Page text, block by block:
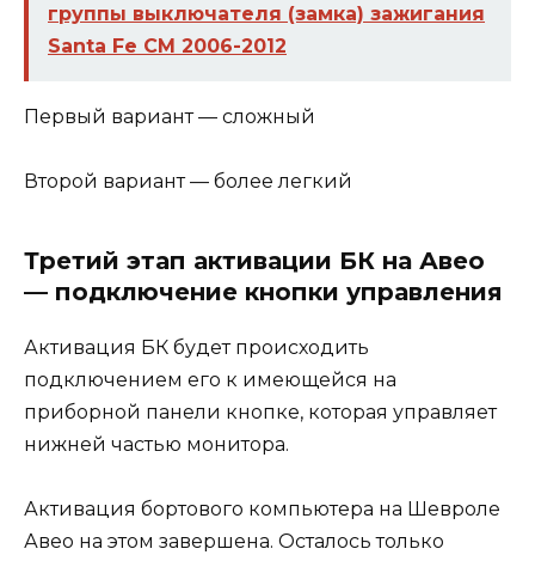
группы выключателя (замка) зажигания
Santa Fe CM 2006-2012
Первый вариант — сложный
Второй вариант — более легкий
Третий этап активации БК на Авео
— подключение кнопки управления
Активация БК будет происходить
подключением его к имеющейся на
приборной панели кнопке, которая управляет
нижней частью монитора.
Активация бортового компьютера на Шевроле
Авео на этом завершена. Осталось только